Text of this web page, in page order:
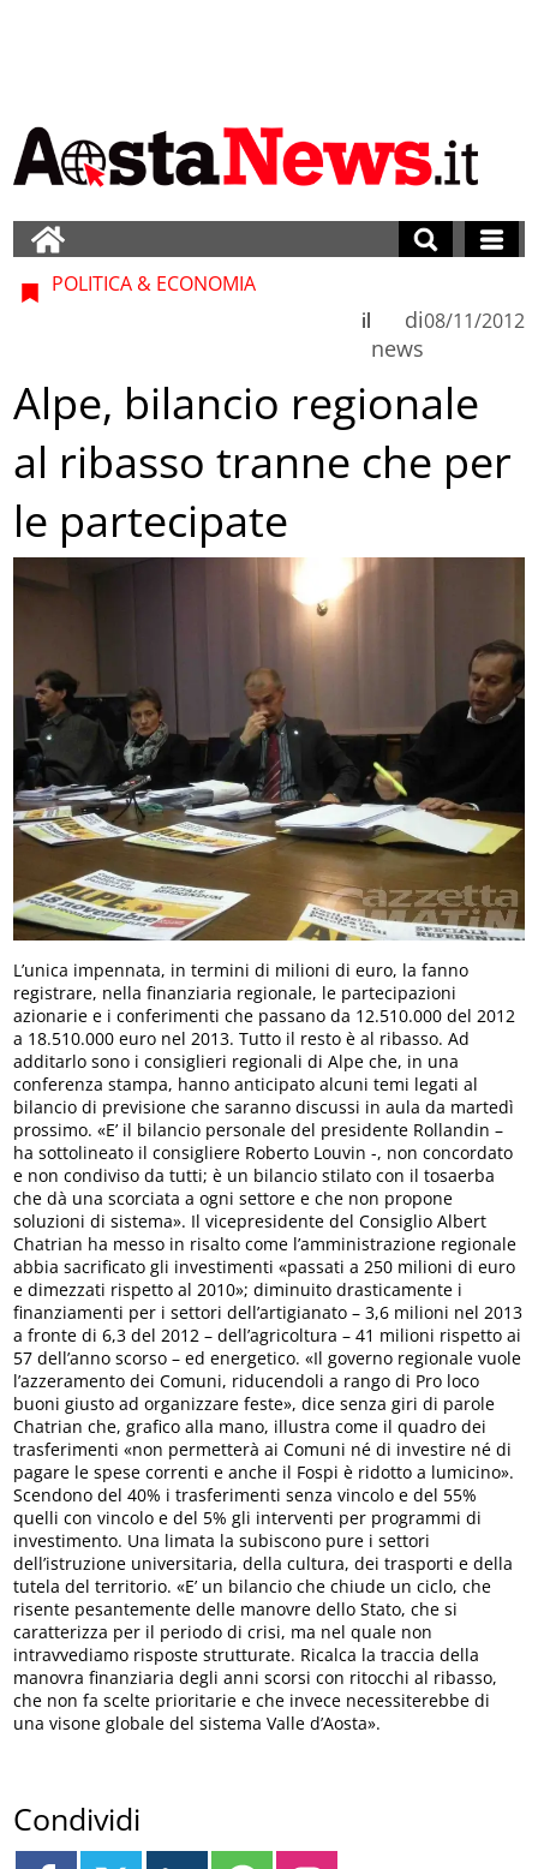
POLITICA & ECONOMIA
di
news
il 08/11/2012
Alpe, bilancio regionale
al ribasso tranne che per
le partecipate
L’unica impennata, in termini di milioni di euro, la fanno
registrare, nella finanziaria regionale, le partecipazioni
azionarie e i conferimenti che passano da 12.510.000 del 2012
a 18.510.000 euro nel 2013. Tutto il resto è al ribasso. Ad
additarlo sono i consiglieri regionali di Alpe che, in una
conferenza stampa, hanno anticipato alcuni temi legati al
bilancio di previsione che saranno discussi in aula da martedì
prossimo. «E’ il bilancio personale del presidente Rollandin –
ha sottolineato il consigliere Roberto Louvin -, non concordato
e non condiviso da tutti; è un bilancio stilato con il tosaerba
che dà una scorciata a ogni settore e che non propone
soluzioni di sistema». Il vicepresidente del Consiglio Albert
Chatrian ha messo in risalto come l’amministrazione regionale
abbia sacrificato gli investimenti «passati a 250 milioni di euro
e dimezzati rispetto al 2010»; diminuito drasticamente i
finanziamenti per i settori dell’artigianato – 3,6 milioni nel 2013
a fronte di 6,3 del 2012 – dell’agricoltura – 41 milioni rispetto ai
57 dell’anno scorso – ed energetico. «Il governo regionale vuole
l’azzeramento dei Comuni, riducendoli a rango di Pro loco
buoni giusto ad organizzare feste», dice senza giri di parole
Chatrian che, grafico alla mano, illustra come il quadro dei
trasferimenti «non permetterà ai Comuni né di investire né di
pagare le spese correnti e anche il Fospi è ridotto a lumicino».
Scendono del 40% i trasferimenti senza vincolo e del 55%
quelli con vincolo e del 5% gli interventi per programmi di
investimento. Una limata la subiscono pure i settori
dell’istruzione universitaria, della cultura, dei trasporti e della
tutela del territorio. «E’ un bilancio che chiude un ciclo, che
risente pesantemente delle manovre dello Stato, che si
caratterizza per il periodo di crisi, ma nel quale non
intravvediamo risposte strutturate. Ricalca la traccia della
manovra finanziaria degli anni scorsi con ritocchi al ribasso,
che non fa scelte prioritarie e che invece necessiterebbe di
una visone globale del sistema Valle d’Aosta».
Condividi